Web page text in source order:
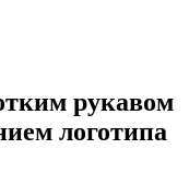
рукавом
логотипа